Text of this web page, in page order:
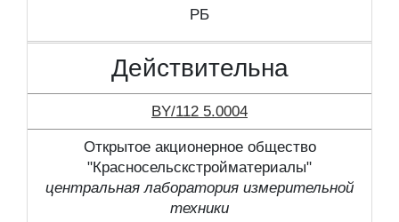
РБ
Действительна
BY/112 5.0004
Открытое акционерное общество
"Красносельскстройматериалы"
центральная лаборатория измерительной
техники